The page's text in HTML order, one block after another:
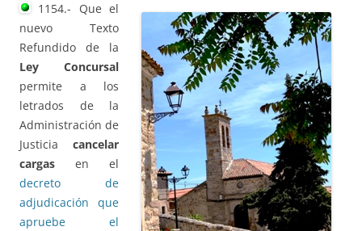
1154.- Que el
nuevo Texto
Refundido de la
Ley Concursal
permite a los
letrados de la
Administración de
Justicia cancelar
cargas en el
decreto de
adjudicación que
apruebe el